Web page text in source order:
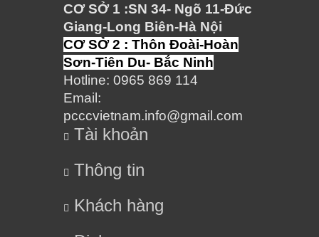
CƠ SỞ 1 :SN 34- Ngõ 11-Đức
Giang-Long Biên-Hà Nội
CƠ SỞ 2 : Thôn Đoài-Hoàn
Sơn-Tiên Du- Bắc Ninh
Hotline: 0965 869 114
Email:
pcccvietnam.info@gmail.com
Tài khoản
Thông tin
Khách hàng